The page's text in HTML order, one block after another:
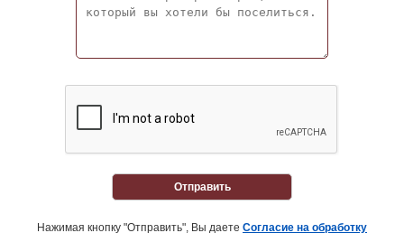
Отправить
Нажимая кнопку "Отправить", Вы даете Согласие на обработку